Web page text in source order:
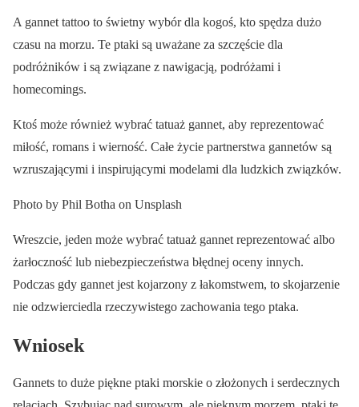
A gannet tattoo to świetny wybór dla kogoś, kto spędza dużo
czasu na morzu. Te ptaki są uważane za szczęście dla
podróżników i są związane z nawigacją, podróżami i
homecomings.
Ktoś może również wybrać tatuaż gannet, aby reprezentować
miłość, romans i wierność. Całe życie partnerstwa gannetów są
wzruszającymi i inspirującymi modelami dla ludzkich związków.
Photo by Phil Botha on Unsplash
Wreszcie, jeden może wybrać tatuaż gannet reprezentować albo
żarłoczność lub niebezpieczeństwa błędnej oceny innych.
Podczas gdy gannet jest kojarzony z łakomstwem, to skojarzenie
nie odzwierciedla rzeczywistego zachowania tego ptaka.
Wniosek
Gannets to duże piękne ptaki morskie o złożonych i serdecznych